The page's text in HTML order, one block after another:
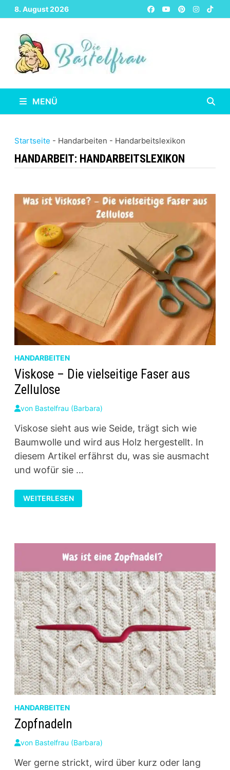
Zurück
zum
Inhalt
8. August 2026
MENÜ
Startseite - Handarbeiten - Handarbeitslexikon
HANDARBEIT: HANDARBEITSLEXIKON
HANDARBEITEN
Viskose – Die vielseitige Faser aus
Zellulose
von Bastelfrau (Barbara)
Viskose sieht aus wie Seide, trägt sich wie
Baumwolle und wird aus Holz hergestellt. In
diesem Artikel erfährst du, was sie ausmacht
und wofür sie …
VISKOSE
–
DIE
WEITERLESEN
HANDARBEITEN
Zopfnadeln
von Bastelfrau (Barbara)
Wer gerne strickt, wird über kurz oder lang